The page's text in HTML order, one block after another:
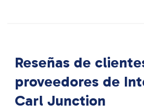
Reseñas de
proveedores de
Carl Junction